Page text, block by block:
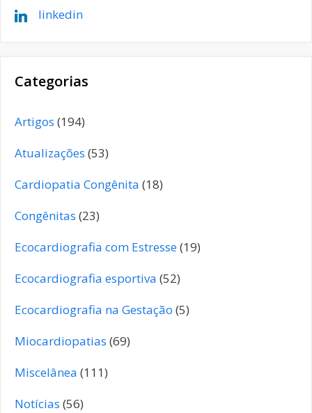
linkedin
Categorias
Artigos (194)
Atualizações (53)
Cardiopatia Congênita (18)
Congênitas (23)
Ecocardiografia com Estresse(19)
Ecocardiografia esportiva (52)
Ecocardiografia na Gestação (5)
Miocardiopatias (69)
Miscelânea (111)
Notícias (56)